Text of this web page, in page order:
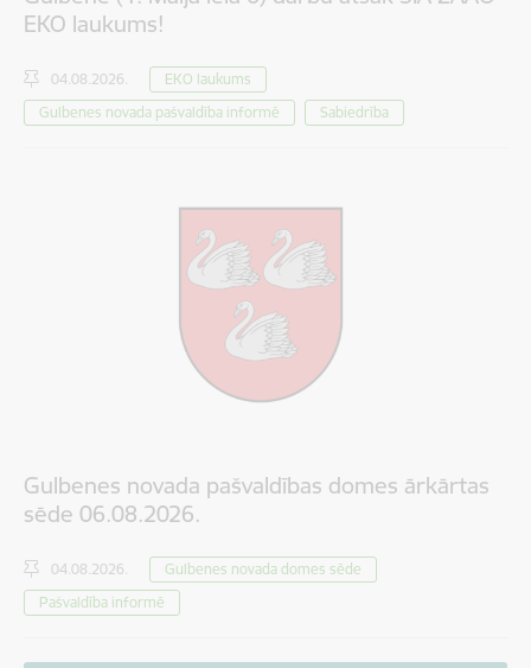
EKO laukums!
04.08.2026.
EKO laukums
Gulbenes novada pašvaldība informē
Sabiedrība
Gulbenes novada pašvaldības domes ārkārtas
sēde 06.08.2026.
04.08.2026.
Gulbenes novada domes sēde
Pašvaldība informē